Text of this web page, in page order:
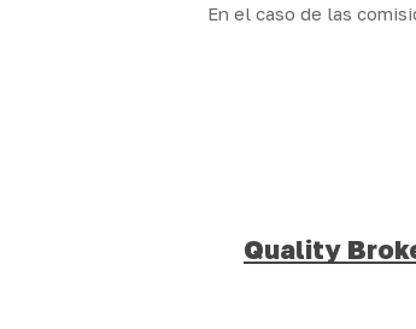
En el caso de las
Quality